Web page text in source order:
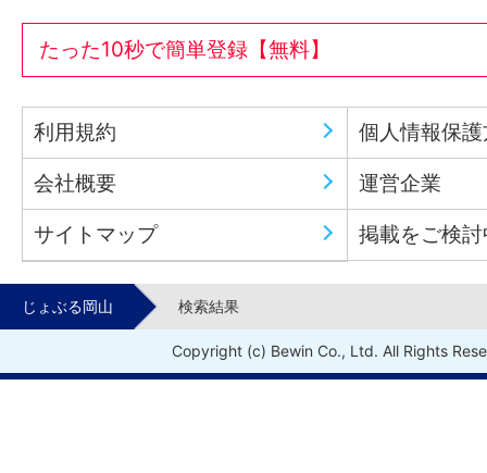
たった10秒で簡単登録【無料】
利用規約 個人情報保
会社概要 運営企業
サイトマップ 掲載をご検
じょぶる岡山 検索結果
Copyright (c) Bewin Co., Ltd. All Rights